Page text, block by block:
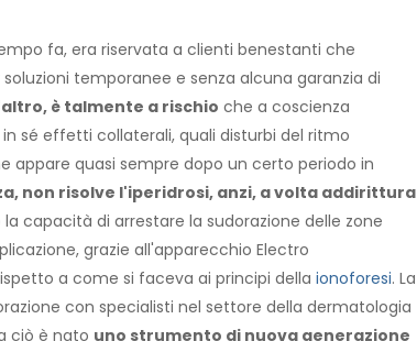
fa, era riservata a clienti benestanti che
temporanee e senza alcuna garanzia di
è talmente a rischio che a coscienza
sé effetti collaterali, quali disturbi del ritmo
appare quasi sempre dopo un certo periodo in
non risolve l'iperidrosi, anzi, a volta addirittura
capacità di arrestare la sudorazione delle zone
grazie all'apparecchio Electro
a come si faceva ai principi della ionoforesi. La
con specialisti nel settore della dermatologia
ciò è nato uno strumento di nuova generazione